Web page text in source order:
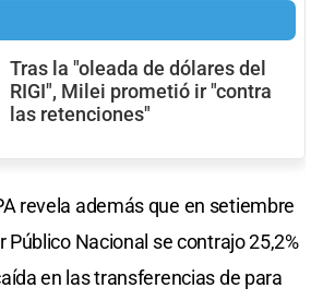
Tras la "oleada de dólares del
RIGI", Milei prometió ir "contra
las retenciones"
revela además que en setiembre
Público Nacional se contrajo 25,2%
en las transferencias de para